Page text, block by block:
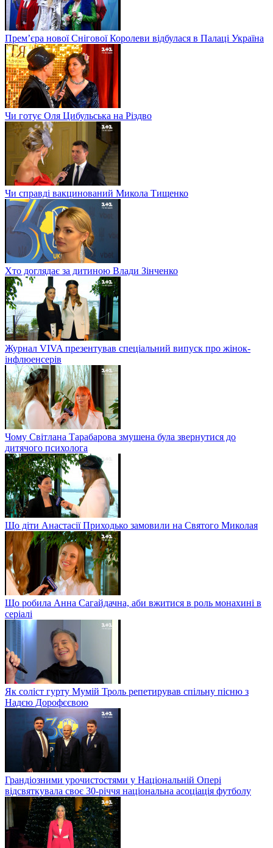
Прем’єра нової Снігової Королеви відбулася в Палаці Україна
Чи готує Оля Цибульська на Різдво
Чи справді вакцинований Микола Тищенко
Хто доглядає за дитиною Влади Зінченко
Журнал VIVA презентував спеціальний випуск про жінок-
інфлюенсерів
Чому Світлана Тарабарова змушена була звернутися до
дитячого психолога
Що діти Анастасії Приходько замовили на Святого Миколая
Що робила Анна Сагайдачна, аби вжитися в роль монахині в
серіалі
Як соліст гурту Мумій Троль репетирував спільну пісню з
Надєю Дорофєєвою
Грандіозними урочистостями у Національній Опері
відсвяткувала своє 30-річчя національна асоціація футболу